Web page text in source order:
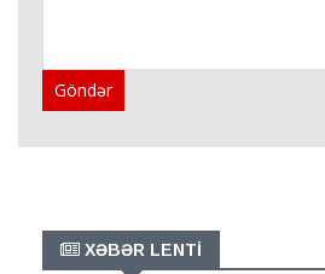
Göndər
XƏBƏR LENTİ